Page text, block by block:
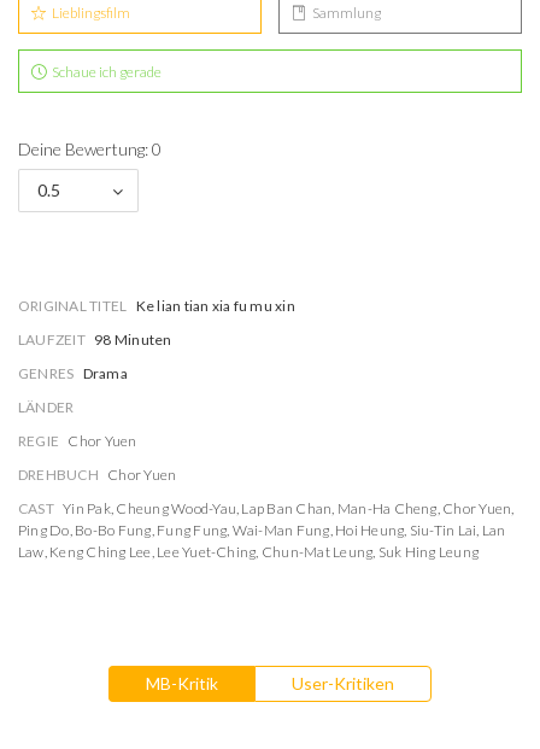
Lieblingsfilm Sammlung
Schaue ich gerade
Deine Bewertung: 0
0.5
ORIGINAL TITEL Ke lian tian xia fu mu xin
LAUFZEIT 98 Minuten
GENRES Drama
LÄNDER
REGIE Chor Yuen
DREHBUCH Chor Yuen
CAST Yin Pak, Cheung Wood-Yau, Lap Ban Chan, Man-Ha Cheng, Chor Yuen,
Ping Do, Bo-Bo Fung, Fung Fung, Wai-Man Fung, Hoi Heung, Siu-Tin Lai, Lan
Law, Keng Ching Lee, Lee Yuet-Ching, Chun-Mat Leung, Suk Hing Leung
MB-Kritik User-Kritiken